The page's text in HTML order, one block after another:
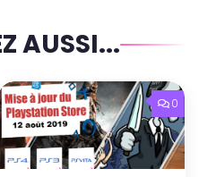
AUSSI...
0